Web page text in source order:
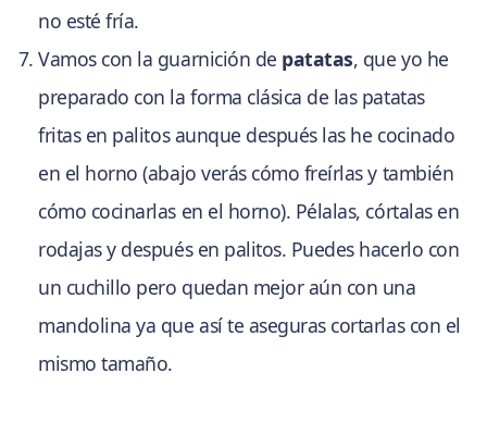
no esté fría.
Vamos con la guarnición de patatas, que yo he
preparado con la forma clásica de las patatas
fritas en palitos aunque después las he cocinado
en el horno (abajo verás cómo freírlas y también
cómo cocinarlas en el horno). Pélalas, córtalas en
rodajas y después en palitos. Puedes hacerlo con
un cuchillo pero quedan mejor aún con una
mandolina ya que así te aseguras cortarlas con el
mismo tamaño.